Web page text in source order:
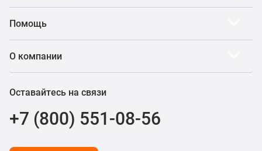
Помощь
О компании
Оставайтесь на связи
+7 (800) 551-08-56